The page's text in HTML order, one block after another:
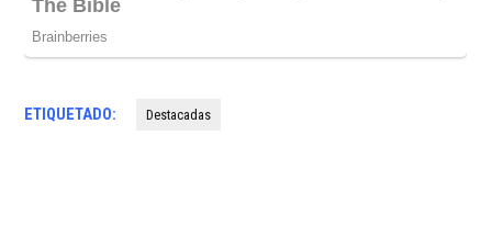
ETIQUETADO: Destacadas